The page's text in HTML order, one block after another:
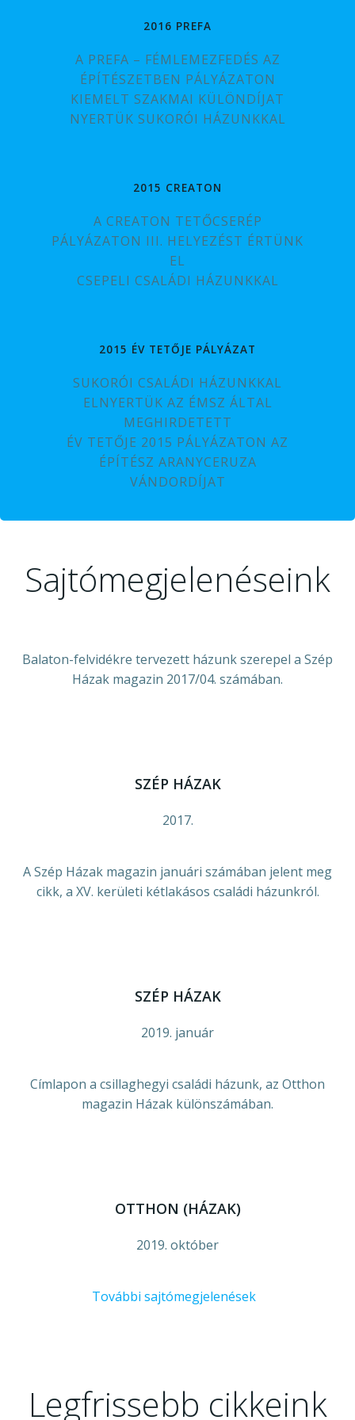
2016 PREFA
A PREFA – FÉMLEMEZFEDÉS AZ
ÉPÍTÉSZETBEN PÁLYÁZATON
KIEMELT SZAKMAI KÜLÖNDÍJAT
NYERTÜK SUKORÓI HÁZUNKKAL
2015 CREATON
A CREATON TETŐCSERÉP
PÁLYÁZATON III. HELYEZÉST ÉRTÜNK
EL
CSEPELI CSALÁDI HÁZUNKKAL
2015 ÉV TETŐJE PÁLYÁZAT
SUKORÓI CSALÁDI HÁZUNKKAL
ELNYERTÜK AZ ÉMSZ ÁLTAL
MEGHIRDETETT
ÉV TETŐJE 2015 PÁLYÁZATON AZ
ÉPÍTÉSZ ARANYCERUZA
VÁNDORDÍJAT
Sajtómegjelenéseink
Balaton-felvidékre tervezett házunk szerepel a Szép
Házak magazin 2017/04. számában.
SZÉP HÁZAK
2017.
A Szép Házak magazin januári számában jelent meg
cikk, a XV. kerületi kétlakásos családi házunkról.
SZÉP HÁZAK
2019. január
Címlapon a csillaghegyi családi házunk, az Otthon
magazin Házak különszámában.
OTTHON (HÁZAK)
2019. október
További sajtómegjelenések
Legfrissebb cikkeink